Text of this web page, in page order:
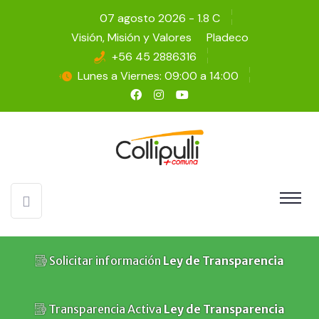
07 agosto 2026 - 1.8 C
Visión, Misión y Valores
Pladeco
+56 45 2886316
Lunes a Viernes: 09:00 a 14:00
Solicitar informaciónLey de Transparencia
Transparencia ActivaLey de Transparencia